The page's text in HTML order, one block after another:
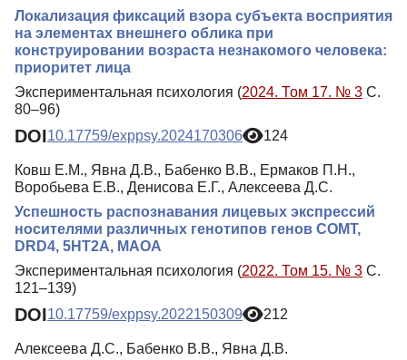
Локализация фиксаций взора субъекта восприятия
на элементах внешнего облика при
конструировании возраста незнакомого человека:
приоритет лица
Экспериментальная психология (2024. Том 17. № 3 С.
80–96)
DOI10.17759/exppsy.2024170306 124
Ковш Е.М., Явна Д.В., Бабенко В.В., Ермаков П.Н.,
Воробьева Е.В., Денисова Е.Г., Алексеева Д.С.
Успешность распознавания лицевых экспрессий
носителями различных генотипов генов COMT,
DRD4, 5HT2A, MAOA
Экспериментальная психология (2022. Том 15. № 3 С.
121–139)
DOI10.17759/exppsy.2022150309 212
Алексеева Д.С., Бабенко В.В., Явна Д.В.